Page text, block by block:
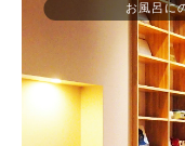
お風呂に